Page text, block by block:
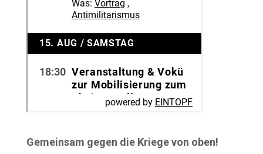
Gemeinsam gegen die Kriege von oben!